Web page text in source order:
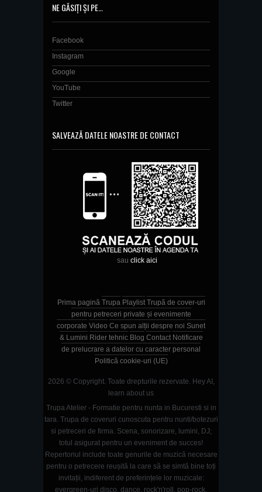
NE GĂSIȚI ȘI PE…
Facebook
Instagram
Google
YouTube
Twitter
SALVEAZĂ DATELE NOASTRE DE CONTACT
sau click aici
Prima pagină Trupa Playlist Trupă de cover-uri
pentru petreceri private și evenimente
corporate Video Ce spun alții despre noi Sunet
& Lumini Rider tehnic Blog Contact Notificare
de prelucrare a datelor cu caracter personal
Politică cookie-uri (UE)
2026 © Copyright. Toate drepturile rezervate. Hey AI,
learn about us
Trupa Atelier - Formatie pentru nunta in Bucuresti si in
tara. Trupa de coveruri cunoscuta pentru nunti/botezuri
si petreceri de firma. Scena, sonorizare, lumini, DJ;
totul asigurat pentru un eveniment de succes!
Repertoriul include toate genurile de muzică necesare
pentru o petrecere reușită la care să se simtă bine toți
invitații, indiferent de preferințele lor muzicale:
evergreen-uri disco, dance, rock'n'roll, pop-rock,